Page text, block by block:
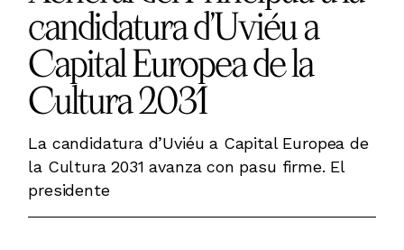
candidatura d’Uviéu a
Capital Europea de la
Cultura 2031
La candidatura d’Uviéu a Capital Europea de
la Cultura 2031 avanza con pasu firme. El
presidente